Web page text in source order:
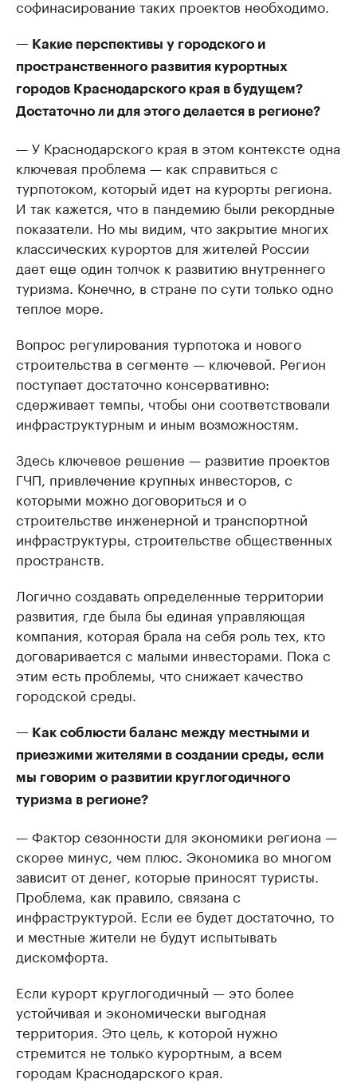
софинасирование таких проектов необходимо.
— Какие перспективы у городского и
пространственного развития курортных
городов Краснодарского края в будущем?
Достаточно ли для этого делается в регионе?
— У Краснодарского края в этом контексте одна
ключевая проблема — как справиться с
турпотоком, который идет на курорты региона.
И так кажется, что в пандемию были рекордные
показатели. Но мы видим, что закрытие многих
классических курортов для жителей России
дает еще один толчок к развитию внутреннего
туризма. Конечно, в стране по сути только одно
теплое море.
Вопрос регулирования турпотока и нового
строительства в сегменте — ключевой. Регион
поступает достаточно консервативно:
сдерживает темпы, чтобы они соответствовали
инфраструктурным и иным возможностям.
Здесь ключевое решение — развитие проектов
ГЧП, привлечение крупных инвесторов, с
которыми можно договориться и о
строительстве инженерной и транспортной
инфраструктуры, строительстве общественных
пространств.
Логично создавать определенные территории
развития, где была бы единая управляющая
компания, которая брала на себя роль тех, кто
договаривается с малыми инвесторами. Пока с
этим есть проблемы, что снижает качество
городской среды.
— Как соблюсти баланс между местными и
приезжими жителями в создании среды, если
мы говорим о развитии круглогодичного
туризма в регионе?
— Фактор сезонности для экономики региона —
скорее минус, чем плюс. Экономика во многом
зависит от денег, которые приносят туристы.
Проблема, как правило, связана с
инфраструктурой. Если ее будет достаточно, то
и местные жители не будут испытывать
дискомфорта.
Если курорт круглогодичный — это более
устойчивая и экономически выгодная
территория. Это цель, к которой нужно
стремится не только курортным, а всем
городам Краснодарского края.